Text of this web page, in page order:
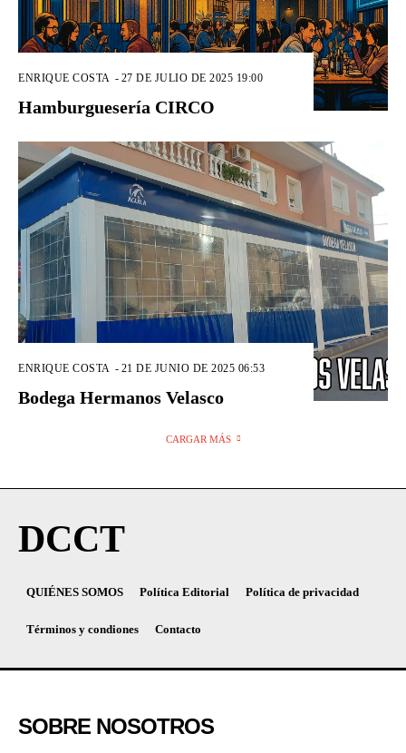
ENRIQUE COSTA - 27 DE JULIO DE 2025 19:00
Hamburguesería CIRCO
ENRIQUE COSTA - 21 DE JUNIO DE 2025 06:53
Bodega Hermanos Velasco
CARGAR MÁS
DCCT
QUIÉNES SOMOS Política Editorial Política de privacidad
Términos y condiones Contacto
SOBRE NOSOTROS